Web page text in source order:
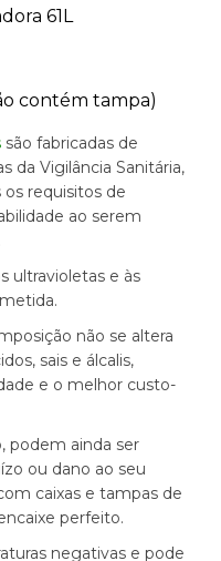
61L
contém tampa)
são fabricadas de
da Vigilância Sanitária,
requisitos de
ao serem
ultravioletas e às
não se altera
sais e álcalis,
e o melhor custo-
podem ainda ser
ou dano ao seu
caixas e tampas de
perfeito.
negativas e pode